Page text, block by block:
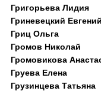
Григорьева Лидия
Гриневецкий Евгений
Гриц Ольга
Громов Николай
Громовикова
Груева Елена
Грузинцева Татьяна